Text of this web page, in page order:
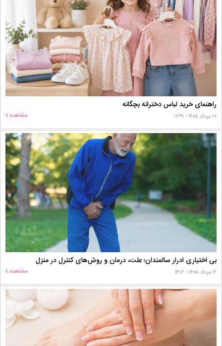
راهنمای خرید لباس دخترانه بچگانه
۱۷ مرداد ۱۴۰۵ - ۱۷:۳۱ مشاهده
بی اختیاری ادرار سالمندان؛ علت، درمان و روش‌های کنترل در منزل
۱۲ مرداد ۱۴۰۵ - ۱۴:۱۶ مشاهده